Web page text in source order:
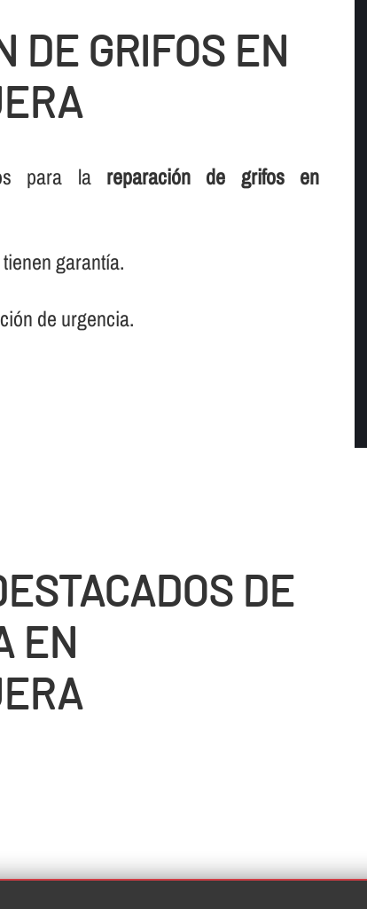
DE GRIFOS EN
para la reparación de grifos en
garantí­a.
de urgencia.
DE
EN